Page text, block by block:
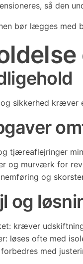
så den
bør lægges
sikkerhed kræver
tjæreaflejringer
og murværk for
og
og
kræver
løses ofte med
med